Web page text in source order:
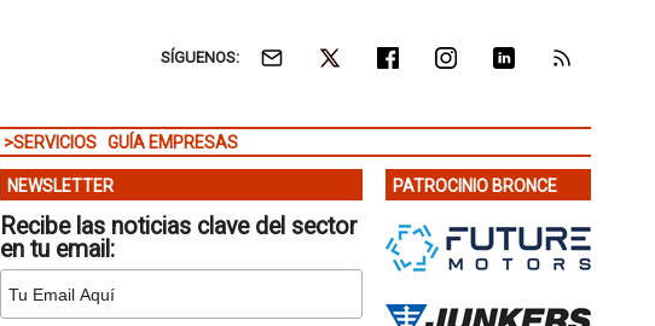
SÍGUENOS:
>SERVICIOS GUÍA EMPRESAS
NEWSLETTER
Recibe las noticias clave del sector
en tu email:
PATROCINIO BRONCE